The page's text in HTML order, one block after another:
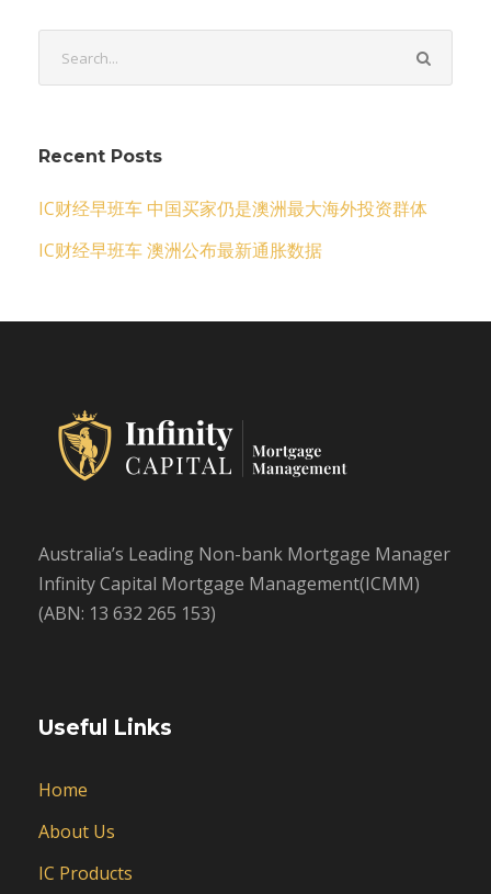
Recent Posts
IC财经早班车 中国买家仍是澳洲最大海外投资群体
IC财经早班车 澳洲公布最新通胀数据
Australia’s Leading Non-bank Mortgage Manager
Infinity Capital Mortgage Management(ICMM)
(ABN: 13 632 265 153)
Useful Links
Home
About Us
IC Products